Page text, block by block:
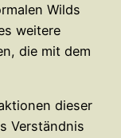
Wilds
weitere
die mit dem
dieser
Verständnis